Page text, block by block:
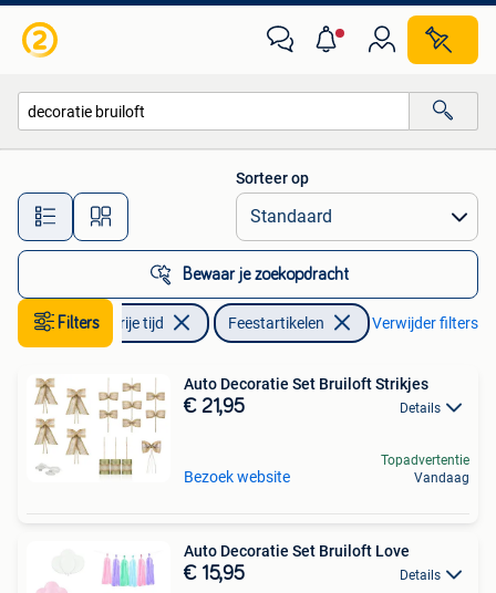
Alle afstanden…
Sorteer op
Bewaar je zoekopdracht
Filters
Hobby en Vrije tijd Feestartikelen Verwijder filters
Auto Decoratie Set Bruiloft Strikjes
€ 21,95 Details
Bezoek website
Topadvertentie
Vandaag
Auto Decoratie Set Bruiloft Love
€ 15,95 Details